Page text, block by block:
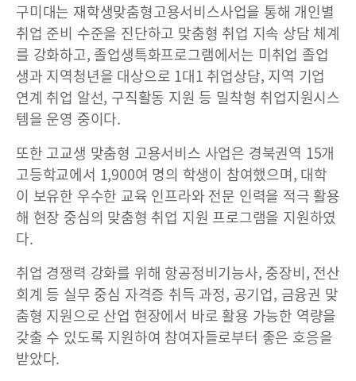
구미대는 재학생맞춤형고용서비스사업을 통해 개인별
취업 준비 수준을 진단하고 맞춤형 취업 지속 상담 체계
를 강화하고, 졸업생특화프로그램에서는 미취업 졸업
생과 지역청년을 대상으로 1대1 취업상담, 지역 기업
연계 취업 알선, 구직활동 지원 등 밀착형 취업지원시스
템을 운영 중이다.
또한 고교생 맞춤형 고용서비스 사업은 경북권역 15개
고등학교에서 1,900여 명의 학생이 참여했으며, 대학
이 보유한 우수한 교육 인프라와 전문 인력을 적극 활용
해 현장 중심의 맞춤형 취업 지원 프로그램을 지원하였
다.
취업 경쟁력 강화를 위해 항공정비기능사, 중장비, 전산
회계 등 실무 중심 자격증 취득 과정, 공기업, 금융권 맞
춤형 지원으로 산업 현장에서 바로 활용 가능한 역량을
갖출 수 있도록 지원하여 참여자들로부터 좋은 호응을
받았다.